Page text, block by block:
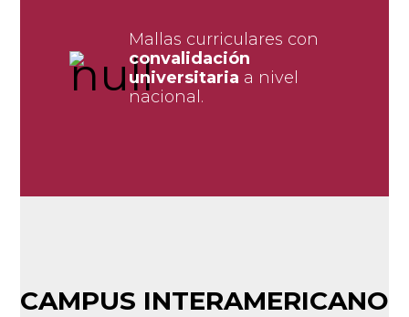
Mallas curriculares con
convalidación
universitaria a nivel
nacional.
CAMPUS INTERAMERICANO